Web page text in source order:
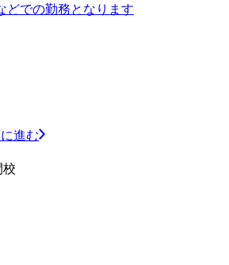
どでの勤務となります
進む
校